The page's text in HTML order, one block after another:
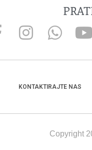
KONTAKTIRAJTE NAS
Copyright